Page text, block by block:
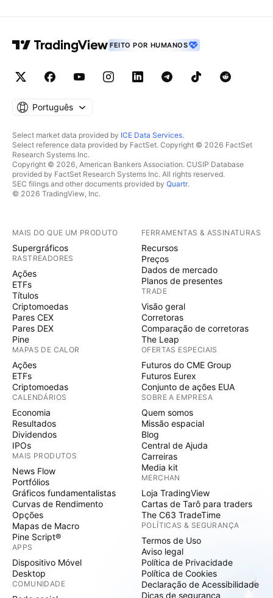
FEITO POR HUMANOS
Português
Select market data provided by ICE Data Services.
Select reference data provided by FactSet. Copyright © 2026 FactSet
Research Systems Inc.
Copyright © 2026, American Bankers Association. CUSIP Database
provided by FactSet Research Systems Inc. All rights reserved.
SEC filings and other documents provided by Quartr.
© 2026 TradingView, Inc.
MAIS DO QUE UM PRODUTO
Supergráficos
RASTREADORES
Ações
ETFs
Títulos
Criptomoedas
Pares CEX
Pares DEX
Pine
MAPAS DE CALOR
Ações
ETFs
Criptomoedas
CALENDÁRIOS
Economia
Resultados
Dividendos
IPOs
MAIS PRODUTOS
News Flow
Portfólios
Gráficos fundamentalistas
Curvas de Rendimento
Opções
Mapas de Macro
Pine Script®
APPS
Dispositivo Móvel
Desktop
COMUNIDADE
FERRAMENTAS & ASSINATURAS
Recursos
Preços
Dados de mercado
Planos de presentes
TRADE
Visão geral
Corretoras
Comparação de corretoras
The Leap
OFERTAS ESPECIAIS
Futuros do CME Group
Futuros Eurex
Conjunto de ações EUA
SOBRE A EMPRESA
Quem somos
Missão espacial
Blog
Central de Ajuda
Carreiras
Media kit
MERCHAN
Loja TradingView
Cartas de Tarô para traders
The C63 TradeTime
POLÍTICAS & SEGURANÇA
Termos de Uso
Aviso legal
Política de Privacidade
Política de Cookies
Declaração de Acessibilidade
Dicas de segurança